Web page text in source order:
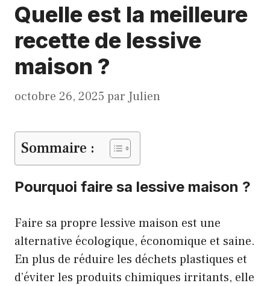
Quelle est la meilleure
recette de lessive
maison ?
octobre 26, 2025 par Julien
Sommaire :
Pourquoi faire sa lessive maison ?
Faire sa propre lessive maison est une
alternative écologique, économique et saine.
En plus de réduire les déchets plastiques et
d’éviter les produits chimiques irritants, elle